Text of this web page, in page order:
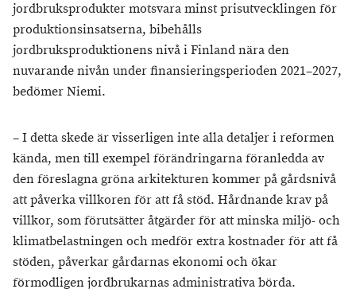
jordbruksprodukter motsvara minst prisutvecklingen för
produktionsinsatserna, bibehålls
jordbruksproduktionens nivå i Finland nära den
nuvarande nivån under finansieringsperioden 2021–2027,
bedömer Niemi.
– I detta skede är visserligen inte alla detaljer i reformen
kända, men till exempel förändringarna föranledda av
den föreslagna gröna arkitekturen kommer på gårdsnivå
att påverka villkoren för att få stöd. Hårdnande krav på
villkor, som förutsätter åtgärder för att minska miljö- och
klimatbelastningen och medför extra kostnader för att få
stöden, påverkar gårdarnas ekonomi och ökar
förmodligen jordbrukarnas administrativa börda.